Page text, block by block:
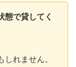
態で貸してく
しれません。